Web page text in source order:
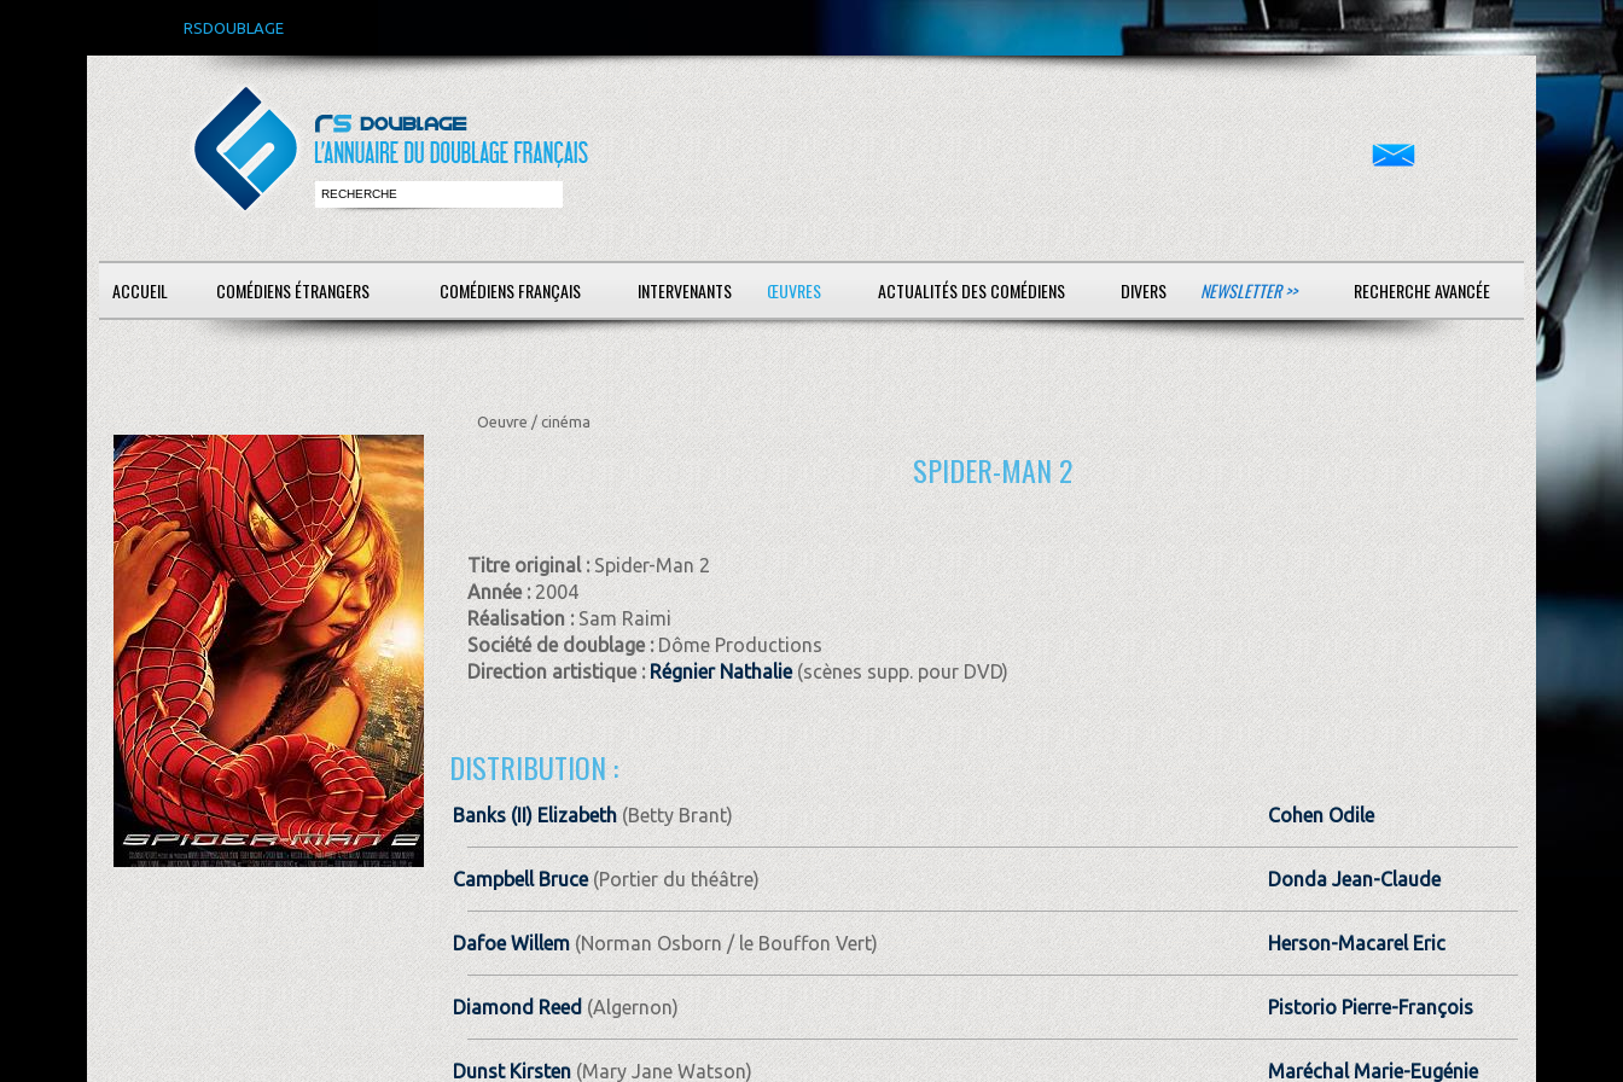
RSDOUBLAGE
ACCUEIL COMÉDIENS ÉTRANGERS COMÉDIENS FRANÇAIS INTERVENANTS ŒUVRES ACTUALITÉS DES COMÉDIENS DIVERS NEWSLETTER >> RECHERCHE AVANCÉE
Oeuvre / cinéma
SPIDER-MAN 2
Titre original :Spider-Man 2
Année :2004
Réalisation :Sam Raimi
Société de doublage :Dôme Productions
Direction artistique : Régnier Nathalie(scènes supp. pour DVD)
DISTRIBUTION :
Banks (II) Elizabeth(Betty Brant) Cohen Odile
Campbell Bruce(Portier du théâtre) Donda Jean-Claude
Dafoe Willem (Norman Osborn / le Bouffon Vert) Herson-Macarel Eric
Diamond Reed (Algernon) Pistorio Pierre-François
Dunst Kirsten(Mary Jane Watson) Maréchal Marie-Eugénie